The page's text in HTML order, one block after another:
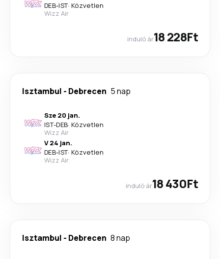
DEB-IST· Közvetlen
Wizz Air
induló ár18 228Ft
Isztambul - Debrecen 5 nap
Sze 20 jan.
IST-DEB· Közvetlen
Wizz Air
V 24 jan.
DEB-IST· Közvetlen
Wizz Air
induló ár18 430Ft
Isztambul - Debrecen 8 nap